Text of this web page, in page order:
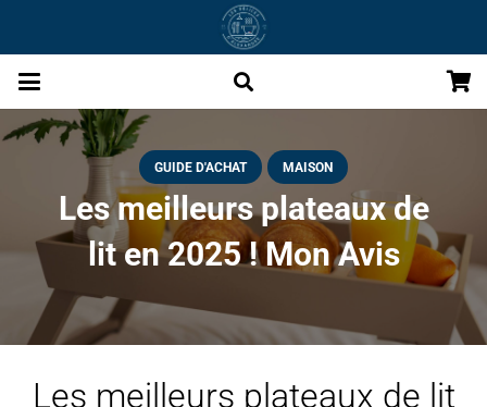
GUIDE D'ACHAT MAISON
Les meilleurs plateaux de
lit en 2025 ! Mon Avis
Les meilleurs plateaux de lit